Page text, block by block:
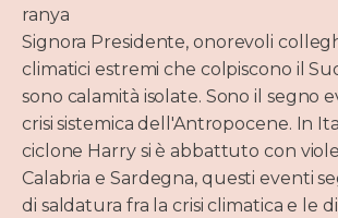
ranya
Signora Presidente, onorevoli
climatici estremi che colpiscono il
sono calamità isolate. Sono il segno
crisi sistemica dell'Antropocene. In
ciclone Harry si è abbattuto con
Calabria e Sardegna, questi eventi
di saldatura fra la crisi climatica e le